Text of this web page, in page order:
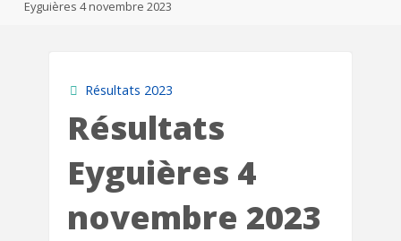
Eyguières 4 novembre 2023
Résultats 2023
Résultats
Eyguières 4
novembre 2023